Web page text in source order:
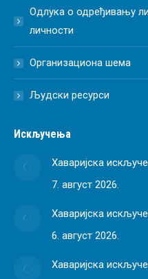
Одлука о одређивању
личности
Организациона шема
Људски ресурси
Искључења
Хаваријска
7. август 2026.
Хаваријска
6. август 2026.
Хаваријска